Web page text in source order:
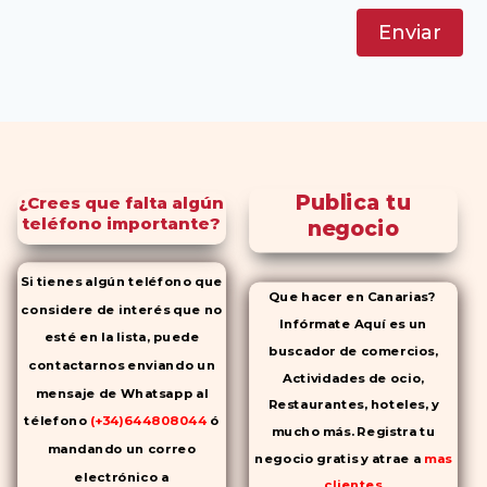
Enviar
¿Crees que falta algún
teléfono importante?
Si tienes algún teléfono que
considere de interés que no
esté en la lista, puede
contactarnos enviando un
mensaje de Whatsapp al
télefono (+34)644808044 ó
mandando un correo
electrónico a
Publica tu
negocio
Que hacer en Canarias?
Infórmate Aquí es un
buscador de comercios,
Actividades de ocio,
Restaurantes, hoteles, y
mucho más. Registra tu
negocio gratis y atrae a mas